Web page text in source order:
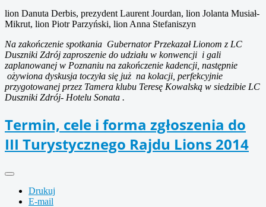
lion Danuta Derbis, prezydent Laurent Jourdan, lion Jolanta Musiał-
Mikrut, lion Piotr Parzyński, lion Anna Stefaniszyn
Na zakończenie spotkania Gubernator Przekazał Lionom z LC
Duszniki Zdrój zaproszenie do udziału w konwencji i gali
zaplanowanej w Poznaniu na zakończenie kadencji, następnie
ożywiona dyskusja toczyła się już na kolacji, perfekcyjnie
przygotowanej przez Tamera klubu Teresę Kowalską w siedzibie LC
Duszniki Zdrój- Hotelu Sonata .
Termin, cele i forma zgłoszenia do
III Turystycznego Rajdu Lions 2014
Drukuj
E-mail